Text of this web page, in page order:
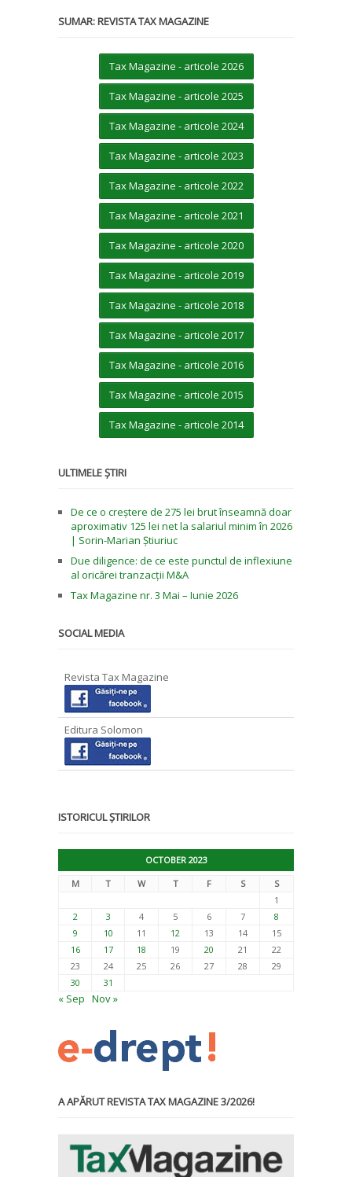
SUMAR: REVISTA TAX MAGAZINE
Tax Magazine - articole 2026
Tax Magazine - articole 2025
Tax Magazine - articole 2024
Tax Magazine - articole 2023
Tax Magazine - articole 2022
Tax Magazine - articole 2021
Tax Magazine - articole 2020
Tax Magazine - articole 2019
Tax Magazine - articole 2018
Tax Magazine - articole 2017
Tax Magazine - articole 2016
Tax Magazine - articole 2015
Tax Magazine - articole 2014
ULTIMELE ȘTIRI
De ce o creștere de 275 lei brut înseamnă doar
aproximativ 125 lei net la salariul minim în 2026
| Sorin-Marian Știuriuc
Due diligence: de ce este punctul de inflexiune
al oricărei tranzacții M&A
Tax Magazine nr. 3 Mai – Iunie 2026
SOCIAL MEDIA
Revista Tax Magazine
Editura Solomon
ISTORICUL ȘTIRILOR
OCTOBER 2023
M
T W T F S
S
1
2
3 4 5 6 7
8
9
10 11 12 13 14
15
16
17 18 19 20 21
22
23
24 25 26 27 28
29
30
31
« Sep Nov »
A APĂRUT REVISTA TAX MAGAZINE 3/2026!